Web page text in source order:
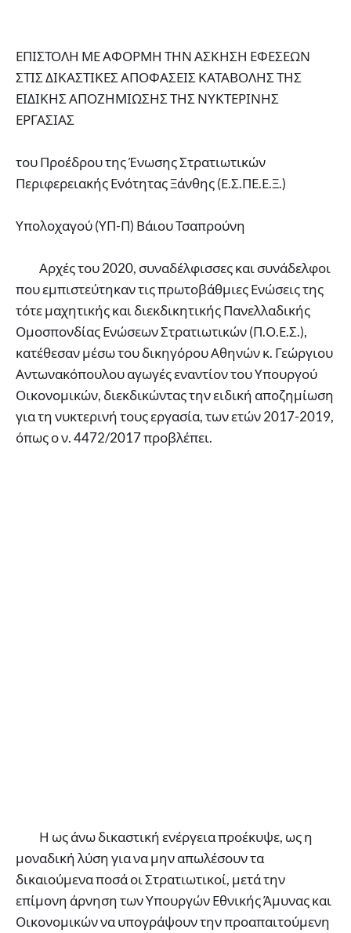
ΕΠΙΣΤΟΛΗ ΜΕ ΑΦΟΡΜΗ ΤΗΝ ΑΣΚΗΣΗ ΕΦΕΣΕΩΝ
ΣΤΙΣ ΔΙΚΑΣΤΙΚΕΣ ΑΠΟΦΑΣΕΙΣ ΚΑΤΑΒΟΛΗΣ ΤΗΣ
ΕΙΔΙΚΗΣ ΑΠΟΖΗΜΙΩΣΗΣ ΤΗΣ ΝΥΚΤΕΡΙΝΗΣ
ΕΡΓΑΣΙΑΣ
του Προέδρου της Ένωσης Στρατιωτικών
Περιφερειακής Ενότητας Ξάνθης (Ε.Σ.ΠΕ.Ε.Ξ.)
Υπολοχαγού (ΥΠ-Π) Βάιου Τσαπρούνη
Αρχές του 2020, συναδέλφισσες και συνάδελφοι
που εμπιστεύτηκαν τις πρωτοβάθμιες Ενώσεις της
τότε μαχητικής και διεκδικητικής Πανελλαδικής
Ομοσπονδίας Ενώσεων Στρατιωτικών (Π.Ο.Ε.Σ.),
κατέθεσαν μέσω του δικηγόρου Αθηνών κ. Γεώργιου
Αντωνακόπουλου αγωγές εναντίον του Υπουργού
Οικονομικών, διεκδικώντας την ειδική αποζημίωση
για τη νυκτερινή τους εργασία, των ετών 2017-2019,
όπως ο ν. 4472/2017 προβλέπει.
Η ως άνω δικαστική ενέργεια προέκυψε, ως η
μοναδική λύση για να μην απωλέσουν τα
δικαιούμενα ποσά οι Στρατιωτικοί, μετά την
επίμονη άρνηση των Υπουργών Εθνικής Άμυνας και
Οικονομικών να υπογράψουν την προαπαιτούμενη